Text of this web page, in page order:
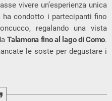
vivere un’esperienza unica
condotto i partecipanti fino
regalando una vista
Talamona fino al lago di Como.
le soste per degustare i